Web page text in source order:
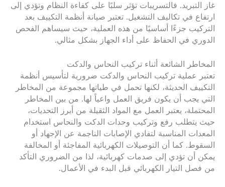
غاز التبريد. فالتسريبات تؤثر سلبًا على كفاءة النظام وتؤدي إلى
ارتفاع في تكاليف التشغيل. تعتبر صيانة أنظمة التكييف بعد
التركيب جزءًا أساسيًا من هذه العملية، حيث سيساهم الفحص
الدوري في الحفاظ على أداء الجهاز بشكل مثالي.
المخاطر الشائعة أثناء تركيب النحاس والدكت
تعتبر عملية تركيب النحاس والدكت ضرورية لتأسيس أنظمة
التكييف الحديثة، لكنها تحمل في طياتها مجموعة من المخاطر
التي يجب أن يكون فريق العمل واعياً لها. من بين المخاطر
المحتملة، يعتبر العمل مع المواد الثقيلة من أبرز التحديات،
حيث يتطلب رفع وتركيب وحدات الدكت والنحاس استخدام
المعدات المناسبة لتفادي الإصابات الناجمة عن الإجهاد أو
السقوط. كما أن التوصيلات الكهربائية المفاجئة أو المخالفة
يمكن أن تؤدي إلى صدمات كهربائية، لذا من الضروري التأكد
من فصل التيار الكهربائي قبل البدء في الأعمال.